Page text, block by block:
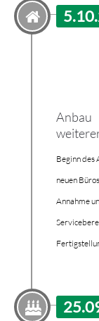
Anbau
Beginn des
neuen
Annahme